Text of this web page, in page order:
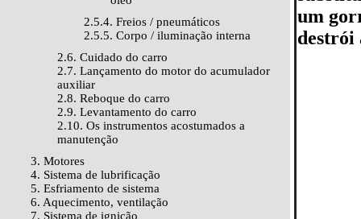
2.5.4. Freios / pneumáticos
2.5.5. Corpo / iluminação interna
2.6. Cuidado do carro
2.7. Lançamento do motor do acumulador
auxiliar
2.8. Reboque do carro
2.9. Levantamento do carro
2.10. Os instrumentos acostumados a
manutenção
3. Motores
4. Sistema de lubrificação
5. Esfriamento de sistema
6. Aquecimento, ventilação
7. Sistema de ignição
um
destrói